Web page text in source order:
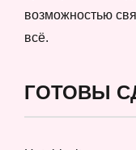
возможностью
всё.
ГОТОВЫ